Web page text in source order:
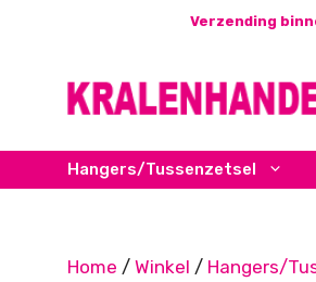
Verzending
Hangers/Tussenzetsel
Home / Winkel / Hangers/